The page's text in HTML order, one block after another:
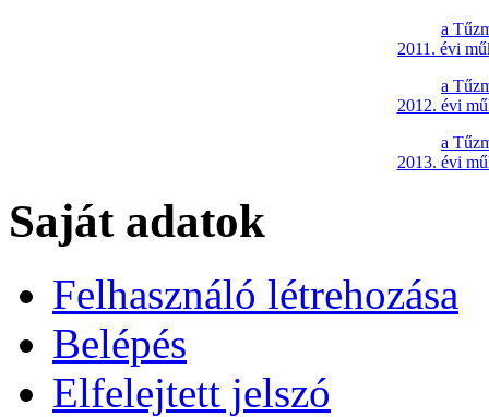
a
2011. évi
a
2012. évi
a
2013. évi
Saját adatok
Felhasználó létrehozása
Belépés
Elfelejtett jelszó